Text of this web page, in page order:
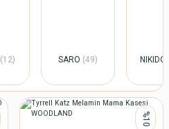
(12) SARO (49)
%10